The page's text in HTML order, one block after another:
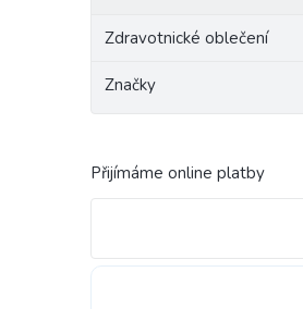
Zdravotnické oblečení
Značky
Přijímáme online platby